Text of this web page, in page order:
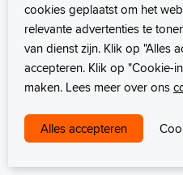
Technisch
platform
32 tot 36 uur
Bekijk deze
cookies geplaatst om het
relevante advertenties te
van dienst zijn. Klik op "Alles
accepteren. Klik op "Cookie-
maken. Lees meer over ons